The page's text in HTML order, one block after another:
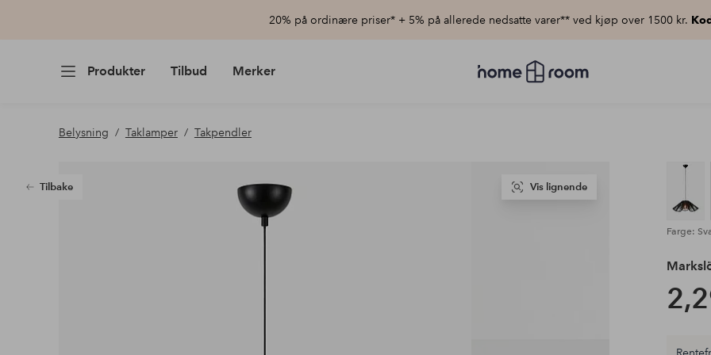
20% på ordinære priser* + 5% på allerede nedsatte varer** ved kjøp over 1500 kr.
Produkter Tilbud Merker
Homeroom
–
Belysning Taklamper Takpendler
Tilbake Vis lignende
Farge: